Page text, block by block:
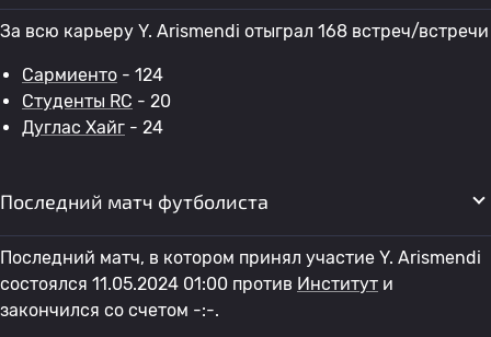
За всю карьеру Y. Arismendi отыграл 168 встреч/встречи
Сармиенто - 124
Студенты RC - 20
Дуглас Хайг - 24
Последний матч футболиста
Последний матч, в котором принял участие Y. Arismendi
состоялся 11.05.2024 01:00 против Институт и
закончился со счетом -:-.